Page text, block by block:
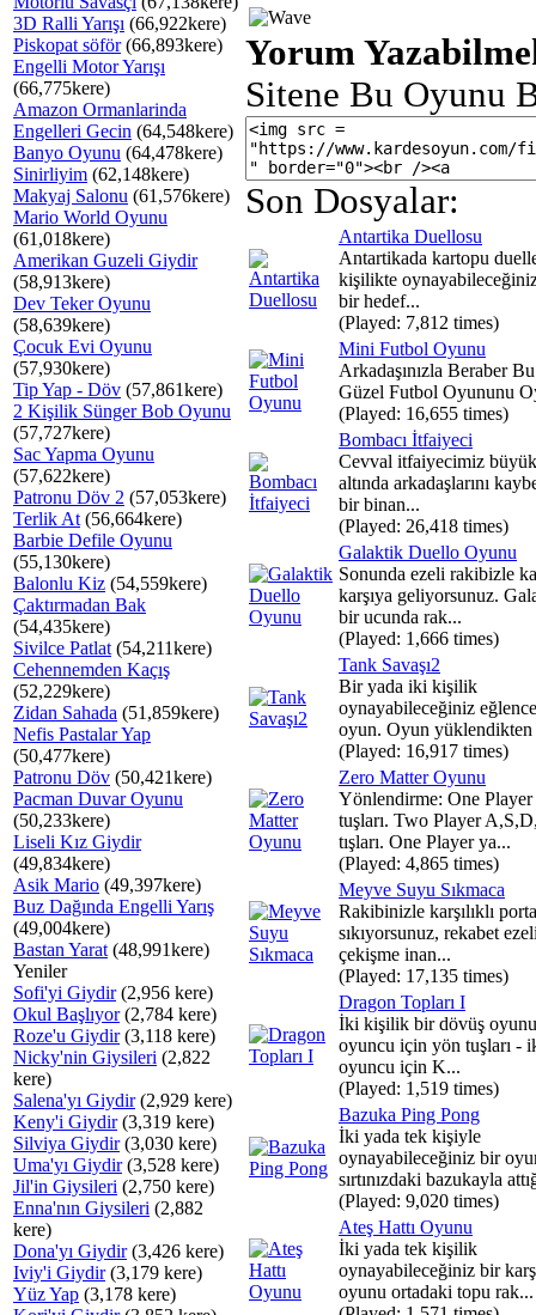
3D Ralli Yarışı (66,922kere)
Piskopat söför(66,893kere)
Engelli Motor Yarışı
(66,775kere)
Amazon Ormanlarinda
Engelleri Gecin (64,548kere)
Banyo Oyunu (64,478kere)
Sinirliyim (62,148kere)
Makyaj Salonu (61,576kere)
Mario World Oyunu
(61,018kere)
Amerikan Guzeli Giydir
(58,913kere)
Dev Teker Oyunu
(58,639kere)
Çocuk Evi Oyunu
(57,930kere)
Tip Yap - Döv (57,861kere)
2 Kişilik Sünger Bob Oyunu
(57,727kere)
Sac Yapma Oyunu
(57,622kere)
Patronu Döv 2 (57,053kere)
Terlik At (56,664kere)
Barbie Defile Oyunu
(55,130kere)
Balonlu Kiz (54,559kere)
Çaktırmadan Bak
(54,435kere)
Sivilce Patlat (54,211kere)
Cehennemden Kaçış
(52,229kere)
Zidan Sahada (51,859kere)
Nefis Pastalar Yap
(50,477kere)
Patronu Döv (50,421kere)
Pacman Duvar Oyunu
(50,233kere)
Liseli Kız Giydir
(49,834kere)
Asik Mario (49,397kere)
Buz Dağında Engelli Yarış
(49,004kere)
Bastan Yarat (48,991kere)
Yeniler
Sofi'yi Giydir(2,956 kere)
Okul Başlıyor(2,784 kere)
Roze'u Giydir(3,118 kere)
Nicky'nin Giysileri (2,822
kere)
Salena'yı Giydir(2,929 kere)
Keny'i Giydir(3,319 kere)
Silviya Giydir(3,030 kere)
Uma'yı Giydir(3,528 kere)
Jil'in Giysileri (2,750 kere)
Enna'nın Giysileri (2,882
kere)
Dona'yı Giydir(3,426 kere)
Iviy'i Giydir(3,179 kere)
Yüz Yap (3,178 kere)
Yorum
Sitene Bu Oyunu
Son Dosyalar:
Antartika Duellosu
Antartikada kartopu
kişilikte
bir hedef...
(Played: 7,812 times)
Mini Futbol Oyunu
Arkadaşınızla Beraber
Güzel Futbol Oyununu
(Played: 16,655 times)
Bombacı İtfaiyeci
Cevval itfaiyecimiz
altında arkadaşlarını
bir binan...
(Played: 26,418 times)
Galaktik Duello Oyunu
Sonunda ezeli rakibizle
karşıya geliyorsunuz.
bir ucunda rak...
(Played: 1,666 times)
Tank Savaşı2
Bir yada iki kişilik
oynayabileceğiniz
oyun. Oyun yüklendikten
(Played: 16,917 times)
Zero Matter Oyunu
Yönlendirme: One
tuşları. Two Player
tışları. One Player ya...
(Played: 4,865 times)
Meyve Suyu Sıkmaca
Rakibinizle karşılıklı
sıkıyorsunuz, rekabet
çekişme inan...
(Played: 17,135 times)
Dragon Topları I
İki kişilik bir dövüş
oyuncu için yön tuşları -
oyuncu için K...
(Played: 1,519 times)
Bazuka Ping Pong
İki yada tek kişiyle
oynayabileceğiniz bir
sırtınızdaki bazukayla
(Played: 9,020 times)
Ateş Hattı Oyunu
İki yada tek kişilik
oynayabileceğiniz bir
oyunu ortadaki topu rak...